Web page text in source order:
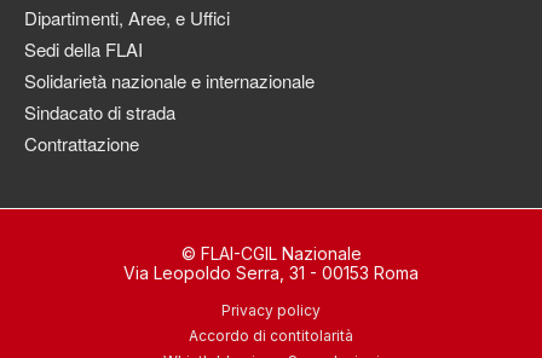
Dipartimenti, Aree, e Uffici
Sedi della FLAI
Solidarietà nazionale e internazionale
Sindacato di strada
Contrattazione
© FLAI-CGIL Nazionale
Via Leopoldo Serra, 31 - 00153 Roma
Privacy policy
Accordo di contitolarità